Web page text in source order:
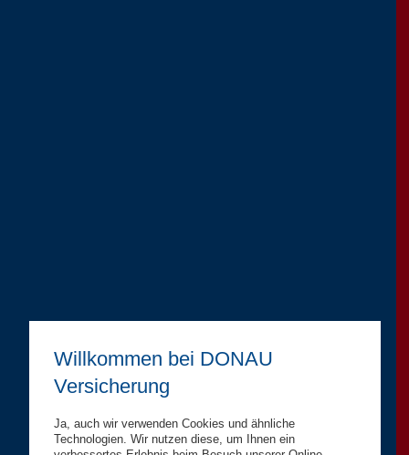
Willkommen bei DONAU
Versicherung
Ja, auch wir verwenden Cookies und ähnliche
Technologien. Wir nutzen diese, um Ihnen ein